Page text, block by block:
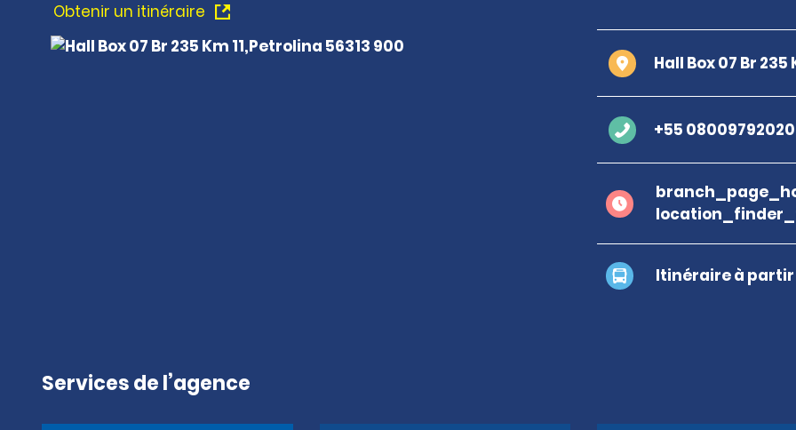
Obtenir un itinéraire
Hall Box 07 Br
+55 08009792020
Itinéraire à
Services de l’agence